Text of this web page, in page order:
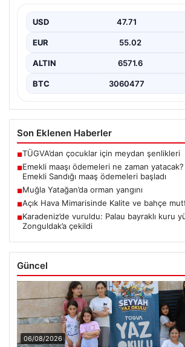
USD 47.71
EUR 55.02
ALTIN 6571.6
BTC 3060477
Son Eklenen Haberler
■TÜGVA’dan çocuklar için meydan şenlikleri
■Emekli maaşı ödemeleri ne zaman
Emekli Sandığı maaş ödemeleri başladı
■Muğla Yatağan’da orman yangını
■Açık Hava Mimarisinde Kalite ve bahçe
■Karadeniz’de vuruldu: Palau bayraklı kuru
Zonguldak’a çekildi
Güncel
06/08/2026